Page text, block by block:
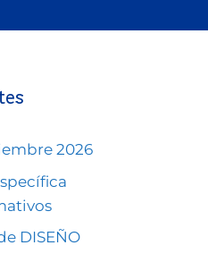
2026
DISEÑO